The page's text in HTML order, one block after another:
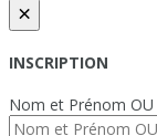
×
INSCRIPTION
Nom et Prénom